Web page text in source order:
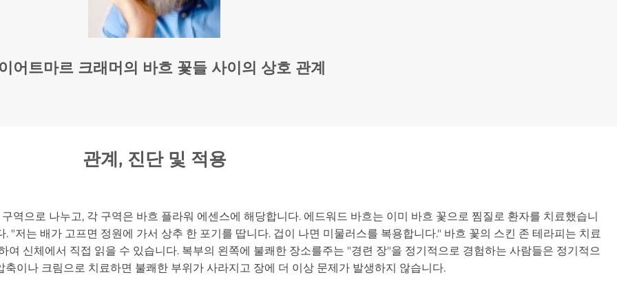
어트마르 크래머의 바흐 꽃들 사이의 상호 관계
관계, 진단 및 적용
역으로 나누고, 각 구역은 바흐 플라워 에센스에 해당합니다. 에드워드 바흐는 이미 바흐 꽃으로 찜질로 환자를 치료했습니
"저는 배가 고프면 정원에 가서 상추 한 포기를 땁니다. 겁이 나면 미물러스를 복용합니다." 바흐 꽃의 스킨 존 테라피는 치료
신체에서 직접 읽을 수 있습니다. 복부의 왼쪽에 불쾌한 장소를주는 "경련 장"을 정기적으로 경험하는 사람들은 정기적으
이나 크림으로 치료하면 불쾌한 부위가 사라지고 장에 더 이상 문제가 발생하지 않습니다.